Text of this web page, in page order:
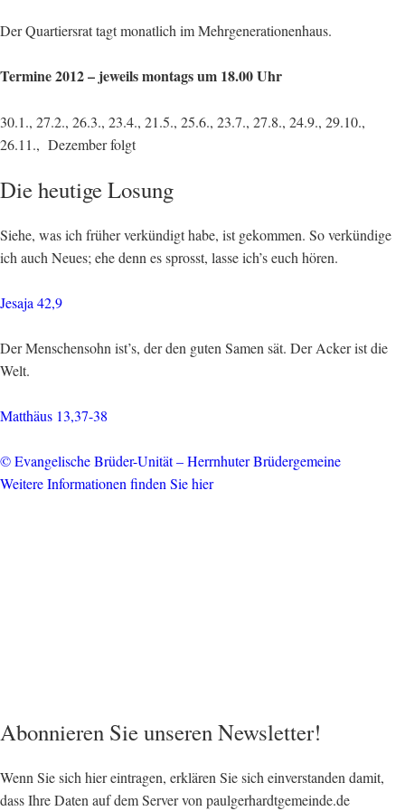
Der Quartiersrat tagt monatlich im Mehrgenerationenhaus.
Termine 2012 – jeweils montags um 18.00 Uhr
30.1., 27.2., 26.3., 23.4., 21.5., 25.6., 23.7., 27.8., 24.9., 29.10.,
26.11., Dezember folgt
Die heutige Losung
Siehe, was ich früher verkündigt habe, ist gekommen. So verkündige
ich auch Neues; ehe denn es sprosst, lasse ich’s euch hören.
Jesaja 42,9
Der Menschensohn ist’s, der den guten Samen sät. Der Acker ist die
Welt.
Matthäus 13,37-38
© Evangelische Brüder-Unität – Herrnhuter Brüdergemeine
Weitere Informationen finden Sie hier
Abonnieren Sie unseren Newsletter!
Wenn Sie sich hier eintragen, erklären Sie sich einverstanden damit,
dass Ihre Daten auf dem Server von paulgerhardtgemeinde.de